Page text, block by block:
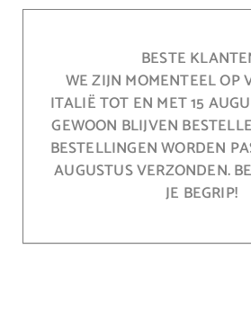
BESTE
WE ZIJN MOMENTEEL OP
ITALIË TOT EN MET 15
GEWOON BLIJVEN
BESTELLINGEN WORDEN
AUGUSTUS VERZONDEN.
JE BEGRIP!